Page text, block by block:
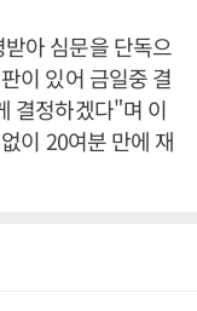
아 심문을 단독으
이 있어 금일중 결
결정하겠다"며 이
이 20여분 만에 재